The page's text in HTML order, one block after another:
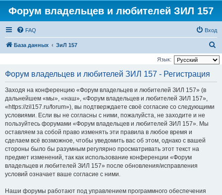
Форум владельцев и любителей ЗИЛ 157
FAQ Вход
База данных ЗиЛ 157
о
Язык:
Форум владельцев и любителей ЗИЛ 157 - Регистрация
Заходя на конференцию «Форум владельцев и любителей ЗИЛ 157» (в
дальнейшем «мы», «наш», «Форум владельцев и любителей ЗИЛ 157»,
«https://zil157.ru/forum»), вы подтверждаете своё согласие со следующими
условиями. Если вы не согласны с ними, пожалуйста, не заходите и не
пользуйтесь форумами «Форум владельцев и любителей ЗИЛ 157». Мы
оставляем за собой право изменять эти правила в любое время и
сделаем всё возможное, чтобы уведомить вас об этом, однако с вашей
стороны было бы разумным регулярно просматривать этот текст на
предмет изменений, так как использование конференции «Форум
владельцев и любителей ЗИЛ 157» после обновления/исправления
условий означает ваше согласие с ними.
Наши форумы работают под управлением программного обеспечения